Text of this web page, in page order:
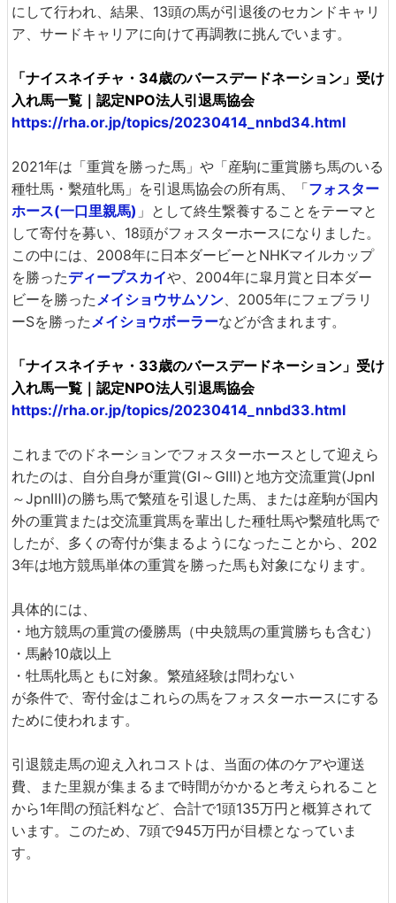
にして行われ、結果、13頭の馬が引退後のセカンドキャリ
ア、サードキャリアに向けて再調教に挑んでいます。
「ナイスネイチャ・34歳のバースデードネーション」受け
入れ馬一覧｜認定NPO法人引退馬協会
https://rha.or.jp/topics/20230414_nnbd34.html
2021年は「重賞を勝った馬」や「産駒に重賞勝ち馬のいる
種牡馬・繫殖牝馬」を引退馬協会の所有馬、「フォスター
ホース(一口里親馬) 」として終生繋養することをテーマと
して寄付を募い、18頭がフォスターホースになりました。
この中には、2008年に日本ダービーとNHKマイルカップ
を勝ったディープスカイや、2004年に皐月賞と日本ダー
ビーを勝ったメイショウサムソン、2005年にフェブラリ
ーSを勝ったメイショウボーラーなどが含まれます。
「ナイスネイチャ・33歳のバースデードネーション」受け
入れ馬一覧｜認定NPO法人引退馬協会
https://rha.or.jp/topics/20230414_nnbd33.html
これまでのドネーションでフォスターホースとして迎えら
れたのは、自分自身が重賞(GⅠ～GⅢ)と地方交流重賞(JpnⅠ
～JpnⅢ)の勝ち馬で繁殖を引退した馬、または産駒が国内
外の重賞または交流重賞馬を輩出した種牡馬や繫殖牝馬で
したが、多くの寄付が集まるようになったことから、202
3年は地方競馬単体の重賞を勝った馬も対象になります。
具体的には、
・地方競馬の重賞の優勝馬（中央競馬の重賞勝ちも含む）
・馬齢10歳以上
・牡馬牝馬ともに対象。繁殖経験は問わない
が条件で、寄付金はこれらの馬をフォスターホースにする
ために使われます。
引退競走馬の迎え入れコストは、当面の体のケアや運送
費、また里親が集まるまで時間がかかると考えられること
から1年間の預託料など、合計で1頭135万円と概算されて
います。このため、7頭で945万円が目標となっていま
す。